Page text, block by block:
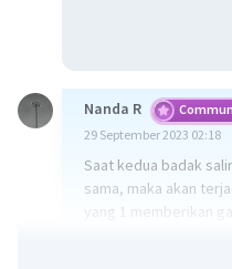
Nanda R
29 September 2023 02:18
Saat kedua badak
sama, maka akan
yang 1 memberikan